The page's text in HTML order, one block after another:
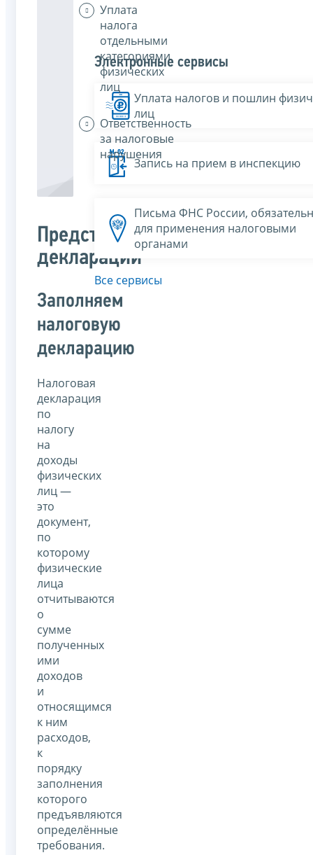
Уплата
налога
отдельными
категориями
физических
лиц
Ответственность
за налоговые
нарушения
Представление
декларации
Заполняем
налоговую
декларацию
Налоговая
декларация
по
налогу
на
доходы
физических
лиц —
это
документ,
по
которому
физические
лица
отчитываются
о
сумме
полученных
ими
доходов
и
относящимся
к ним
расходов,
к
порядку
заполнения
которого
предъявляются
определённые
требования.
Электронные сервисы
Уплата налогов и пошлин
лиц
Запись на прием в инспекцию
Письма ФНС России,
для применения налоговыми
органами
Все сервисы